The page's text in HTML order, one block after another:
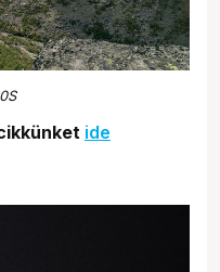
ide